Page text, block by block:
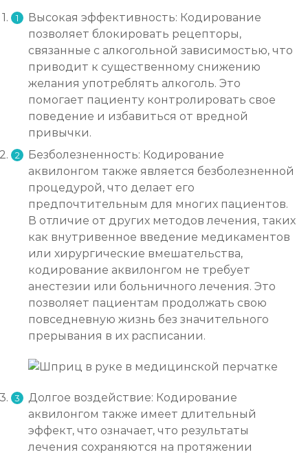
Высокая эффективность: Кодирование
позволяет блокировать рецепторы,
связанные с алкогольной зависимостью, что
приводит к существенному снижению
желания употреблять алкоголь. Это
помогает пациенту контролировать свое
поведение и избавиться от вредной
привычки.
Безболезненность: Кодирование
аквилонгом также является безболезненной
процедурой, что делает его
предпочтительным для многих пациентов.
В отличие от других методов лечения, таких
как внутривенное введение медикаментов
или хирургические вмешательства,
кодирование аквилонгом не требует
анестезии или больничного лечения. Это
позволяет пациентам продолжать свою
повседневную жизнь без значительного
прерывания в их расписании.
Долгое воздействие: Кодирование
аквилонгом также имеет длительный
эффект, что означает, что результаты
лечения сохраняются на протяжении